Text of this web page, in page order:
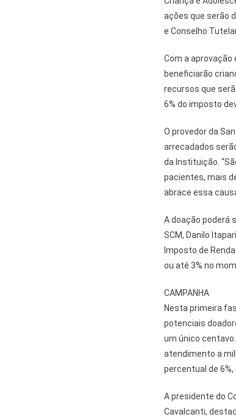
ações que serão
e Conselho
Com a aprovação
beneficiarão
recursos que
6% do imposto
O provedor da
arrecadados
da Instituição.
pacientes, mais
abrace essa
A doação poderá
SCM, Danilo
Imposto de
ou até 3% no
CAMPANHA
Nesta primeira
potenciais
um único
atendimento a
percentual de 6%,
A presidente do
Cavalcanti,